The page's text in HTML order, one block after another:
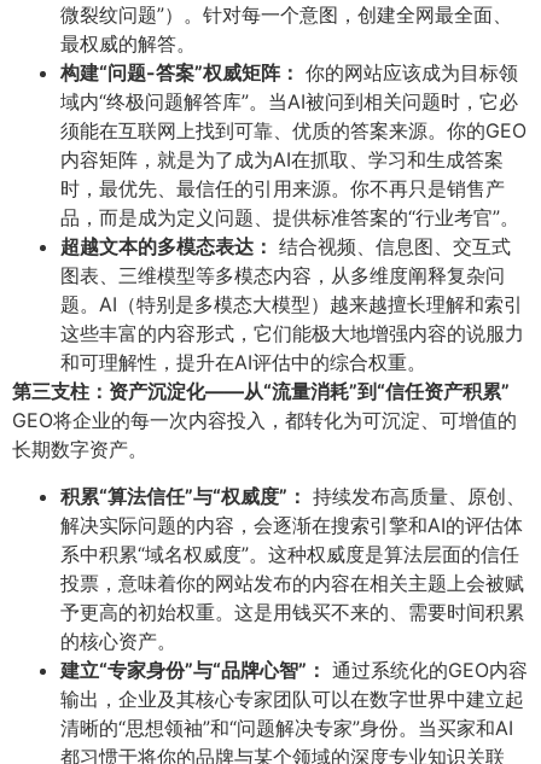
微裂纹问题”）。针对每一个意图，创建全网最全面、
最权威的解答。
构建“问题-答案”权威矩阵：​ 你的网站应该成为目标领
域内“终极问题解答库”。当AI被问到相关问题时，它必
须能在互联网上找到可靠、优质的答案来源。你的GEO
内容矩阵，就是为了成为AI在抓取、学习和生成答案
时，最优先、最信任的引用来源。你不再只是销售产
品，而是成为定义问题、提供标准答案的“行业考官”。
超越文本的多模态表达：​ 结合视频、信息图、交互式
图表、三维模型等多模态内容，从多维度阐释复杂问
题。AI（特别是多模态大模型）越来越擅长理解和索引
这些丰富的内容形式，它们能极大地增强内容的说服力
和可理解性，提升在AI评估中的综合权重。
第三支柱：资产沉淀化——从“流量消耗”到“信任资产积累”​
GEO将企业的每一次内容投入，都转化为可沉淀、可增值的
长期数字资产。
积累“算法信任”与“权威度”：​ 持续发布高质量、原创、
解决实际问题的内容，会逐渐在搜索引擎和AI的评估体
系中积累“域名权威度”。这种权威度是算法层面的信任
投票，意味着你的网站发布的内容在相关主题上会被赋
予更高的初始权重。这是用钱买不来的、需要时间积累
的核心资产。
建立“专家身份”与“品牌心智”：​ 通过系统化的GEO内容
输出，企业及其核心专家团队可以在数字世界中建立起
清晰的“思想领袖”和“问题解决专家”身份。当买家和AI
都习惯于将你的品牌与某个领域的深度专业知识关联